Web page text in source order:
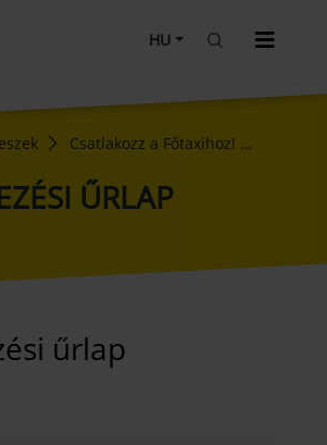
HU
Csatlakozz a Főtaxihoz!
ŰRLAP
űrlap